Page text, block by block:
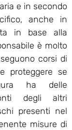
e in secondo
anche in
in base alla
è molto
corsi di
proteggere se
ha delle
degli altri
presenti nel
misure di